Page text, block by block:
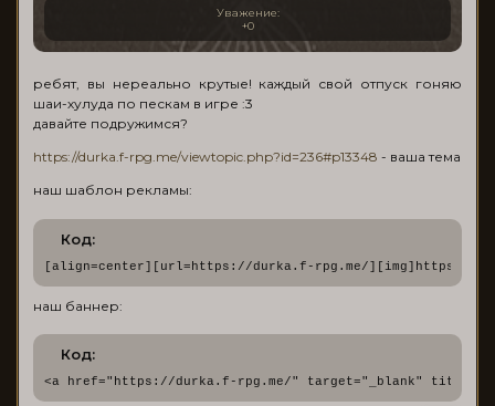
Уважение:
+0
ребят, вы нереально крутые! каждый свой отпуск гоняю
шаи-хулуда по пескам в игре :3
давайте подружимся?
https://durka.f-rpg.me/viewtopic.php?id=236#p13348 - ваша тема
наш шаблон рекламы:
Код:
[align=center][url=https://durka.f-rpg.me/][img]https://
наш баннер:
Код:
<a href="https://durka.f-rpg.me/" target="_blank"